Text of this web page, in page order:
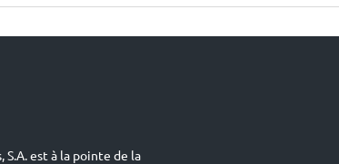
S.A. est à la pointe de la